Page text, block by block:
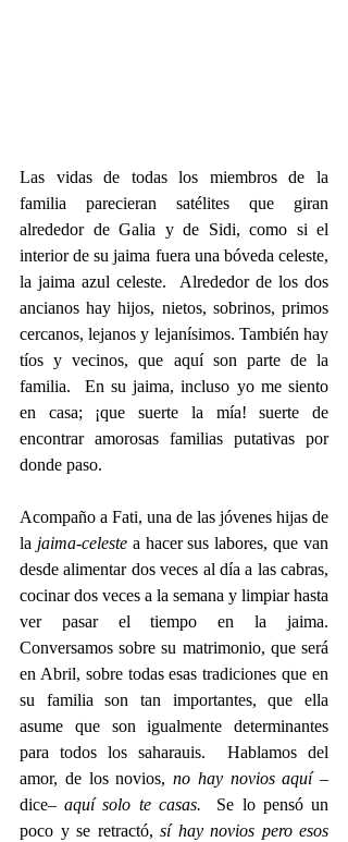
Las vidas de todas los miembros de la
familia parecieran satélites que giran
alrededor de Galia y de Sidi, como si el
interior de su jaima fuera una bóveda celeste,
la jaima azul celeste.  Alrededor de los dos
ancianos hay hijos, nietos, sobrinos, primos
cercanos, lejanos y lejanísimos. También hay
tíos y vecinos, que aquí son parte de la
familia.  En su jaima, incluso yo me siento
en casa; ¡que suerte la mía! suerte de
encontrar amorosas familias putativas por
donde paso.
Acompaño a Fati, una de las jóvenes hijas de
la jaima-celeste a hacer sus labores, que van
desde alimentar dos veces al día a las cabras,
cocinar dos veces a la semana y limpiar hasta
ver pasar el tiempo en la jaima.
Conversamos sobre su matrimonio, que será
en Abril, sobre todas esas tradiciones que en
su familia son tan importantes, que ella
asume que son igualmente determinantes
para todos los saharauis.  Hablamos del
amor, de los novios, no hay novios aquí –
dice– aquí solo te casas.
  Se lo pensó un
poco y se retractó, sí hay novios pero esos